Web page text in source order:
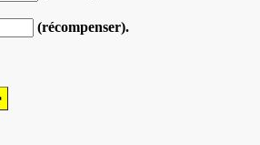
(récompenser).